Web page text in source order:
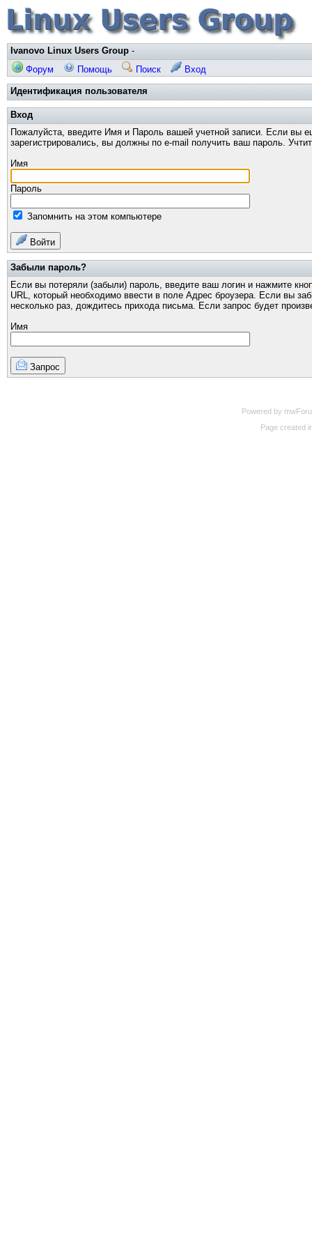
Ivanovo Linux Users Group -
Форум
Помощь Поиск Вход
Идентификация пользователя
Вход
Пожалуйста, введите Имя и Пароль вашей учетной записи. Если вы
зарегистрировались, вы должны по e-mail получить ваш пароль.
Имя
Пароль
Запомнить на этом компьютере
Войти
Забыли пароль?
Если вы потеряли (забыли) пароль, введите ваш логин и нажмите
URL, который необходимо ввести в поле Адрес броузера. Если вы
несколько раз, дождитесь прихода письма. Если запрос будет
Имя
Запрос
Powered by
Page created